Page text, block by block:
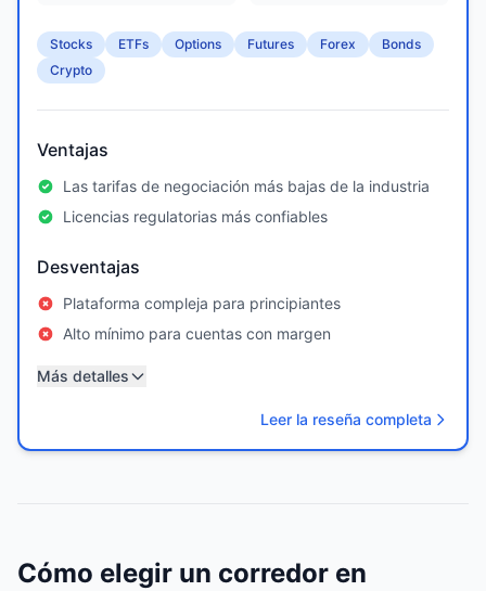
Stocks ETFs Options Futures Forex
Bonds
Crypto
Ventajas
Las tarifas de negociación más bajas de la industria
Licencias regulatorias más confiables
Desventajas
Plataforma compleja para principiantes
Alto mínimo para cuentas con margen
Más detalles
Leer la reseña completa
Cómo elegir un corredor en